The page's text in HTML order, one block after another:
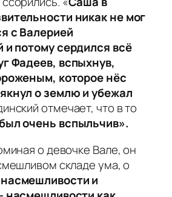
никак не мог
с Валерией
и потому сердился всё
Фадеев, вспыхнув,
которое нёс
о землю и убежал
отмечает, что в то
очень вспыльчив».
о девочке Вале, он
складе ума, о
и